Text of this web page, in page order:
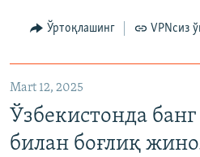
Ўртоқлашинг VPNсиз
Mart 12, 2025
Ўзбекистонда
билан боғлиқ